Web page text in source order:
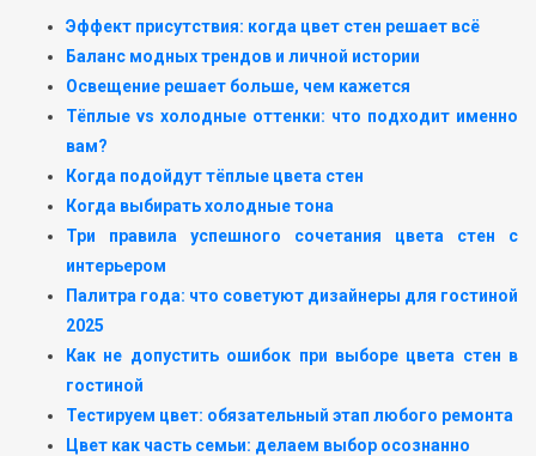
Эффект присутствия: когда цвет стен решает всё
Баланс модных трендов и личной истории
Освещение решает больше, чем кажется
Тёплые vs холодные оттенки: что подходит именно
вам?
Когда подойдут тёплые цвета стен
Когда выбирать холодные тона
Три правила успешного сочетания цвета стен с
интерьером
Палитра года: что советуют дизайнеры для гостиной
2025
Как не допустить ошибок при выборе цвета стен в
гостиной
Тестируем цвет: обязательный этап любого ремонта
Цвет как часть семьи: делаем выбор осознанно